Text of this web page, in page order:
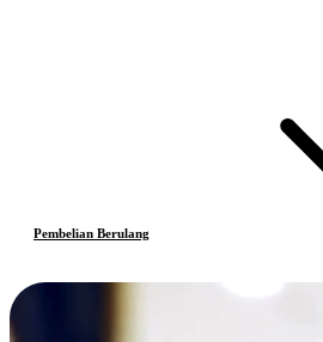
Pembelian Berulang